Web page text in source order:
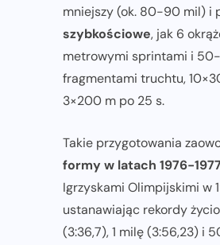
mniejszy (ok. 80-90 mil) i
szybkościowe, jak 6
metrowymi sprintami i
fragmentami truchtu,
3×200 m po 25 s.
Takie przygotowania
formy w latach 1976-1977
Igrzyskami Olimpijskimi w
ustanawiając rekordy
(3:36,7), 1 milę (3:56,23) i